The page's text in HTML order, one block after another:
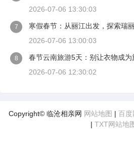
2026-07-06 13:30:03
7
寒假春节：从丽江出发，探索瑞
2026-07-06 13:00:03
8
春节云南旅游5天：别让衣物成为
2026-07-06 12:30:02
Copyright© 临沧相亲网 网站地图 | 百度
| TXT网站地